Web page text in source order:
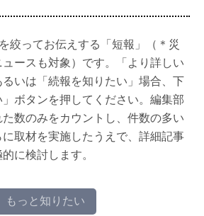
絞ってお伝えする「短報」（＊災
ースも対象）です。「より詳しい
いは「続報を知りたい」場合、下
ボタンを押してください。編集部
数のみをカウントし、件数の多い
取材を実施したうえで、詳細記事
に検討します。
もっと知りたい